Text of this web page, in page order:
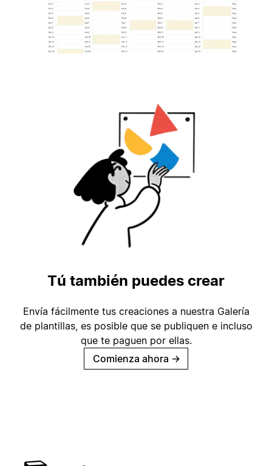
Tú también puedes crear
Envía fácilmente tus creaciones a nuestra Galería
de plantillas, es posible que se publiquen e incluso
que te paguen por ellas.
Comienza ahora →